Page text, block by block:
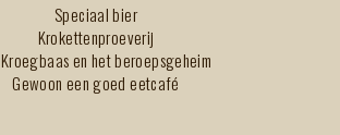
Speciaal bier
Krokettenproeverij
en het beroepsgeheim
Gewoon een goed eetcafé